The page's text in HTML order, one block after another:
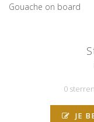
Gouache on board
0
JE